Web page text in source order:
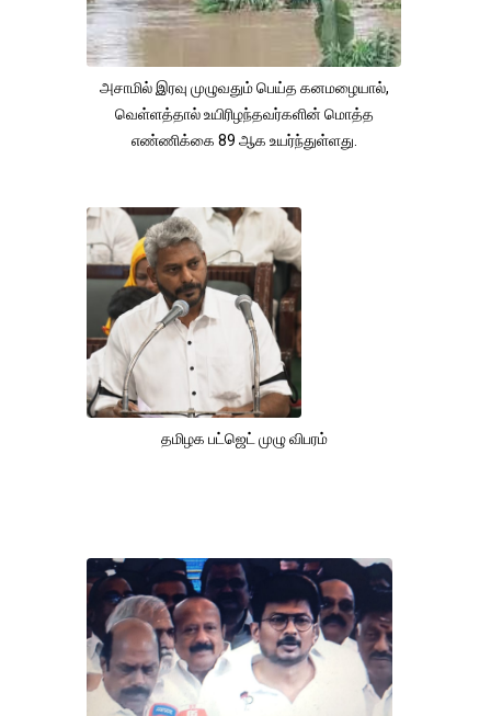
அசாமில் இரவு முழுவதும் பெய்த கனமழையால்,
வெள்ளத்தால் உயிரிழந்தவர்களின் மொத்த
எண்ணிக்கை 89 ஆக உயர்ந்துள்ளது.
தமிழக பட்ஜெட் முழு விபரம்